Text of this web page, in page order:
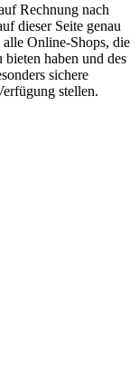
Rechnung nach
dieser Seite genau
Online-Shops, die
haben und des
sichere
stellen.